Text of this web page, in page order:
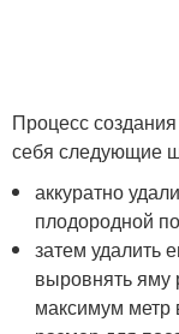
Процесс
себя следующие
аккуратно
плодородной
затем удалить
выровнять яму
максимум метр